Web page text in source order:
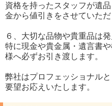
資格を持ったスタッフが遺
金から値引きをさせていただ
６、大切な品物や貴重品は
特に現金や貴金属・遺言書
様へ必ずお引き渡します
弊社はプロフェッショナル
要望お応えいたします。